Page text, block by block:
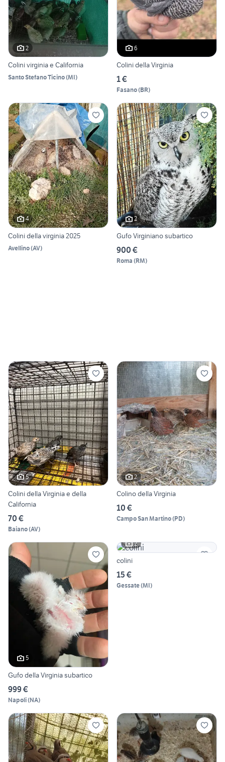
2
Colini virginia e California
Santo Stefano Ticino(MI)
6
Colini della Virginia
1 €
Fasano(BR)
4
Colini della virginia 2025
Avellino(AV)
2
Gufo Virginiano subartico
900 €
Roma (RM)
5
Colini della Virginia e della
California
70 €
Baiano(AV)
2
Colino della Virginia
10 €
Campo San Martino(PD)
5
Gufo della Virginia subartico
999 €
Napoli(NA)
2
colini
15 €
Gessate(MI)